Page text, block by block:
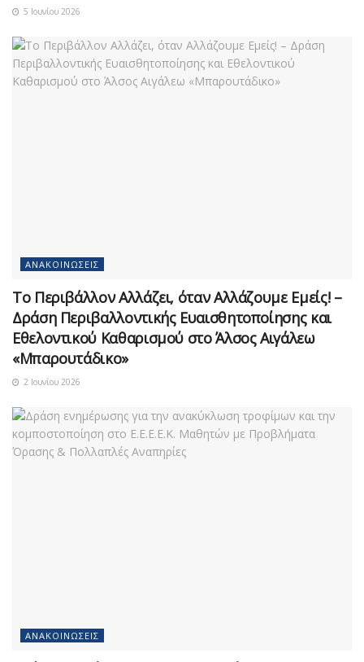
5 Ιουνίου 2026
ΑΝΑΚΟΙΝΏΣΕΙΣ
Το Περιβάλλον Αλλάζει, όταν Αλλάζουμε Εμείς! –
Δράση Περιβαλλοντικής Ευαισθητοποίησης και
Εθελοντικού Καθαρισμού στο Άλσος Αιγάλεω
«Μπαρουτάδικο»
2 Ιουνίου 2026
ΑΝΑΚΟΙΝΏΣΕΙΣ